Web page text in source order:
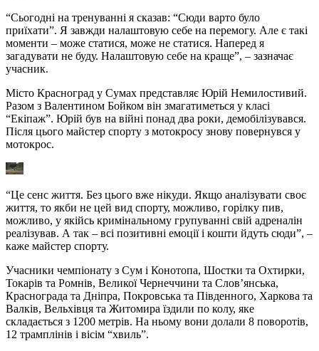
“Сьогодні на тренуванні я сказав: “Сюди варто було
приїхати”. Я завжди налаштовую себе на перемогу. Але є такі
моменти – може статися, може не статися. Наперед я
загадувати не буду. Налаштовую себе на краще”, – зазначає
учасник.
Місто Красноград у Сумах представляє Юрій Немилостивий.
Разом з Валентином Бойком він змагатиметься у класі
“Екіпаж”. Юрій був на війні понад два роки, демобілізувався.
Після цього майстер спорту з мотокросу знову повернувся у
мотокрос.
“Це сенс життя. Без цього вже нікуди. Якщо аналізувати своє
життя, то якби не цей вид спорту, можливо, горілку пив,
можливо, у якійсь кримінальному групуванні свій адреналін
реалізував. А так – всі позитивні емоції і кошти йдуть сюди”, –
каже майстер спорту.
Учасники чемпіонату з Сум і Конотопа, Шостки та Охтирки,
Токарів та Ромнів, Великої Чернеччини та Слов’янська,
Краснограда та Дніпра, Покровська та Південного, Харкова та
Валків, Вельхівця та Житомира їздили по колу, яке
складається з 1200 метрів. На ньому вони долали 8 поворотів,
12 трамплінів і вісім “хвиль”.